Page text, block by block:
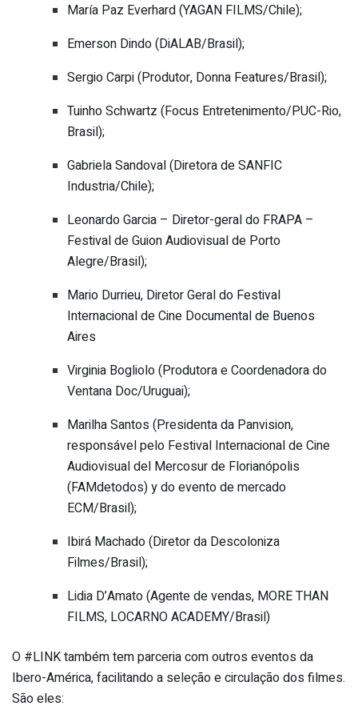
María Paz Everhard (YAGAN FILMS/Chile);
Emerson Dindo (DiALAB/Brasil);
Sergio Carpi (Produtor, Donna Features/Brasil);
Tuinho Schwartz (Focus Entretenimento/PUC-Rio,
Brasil);
Gabriela Sandoval (Diretora de SANFIC
Industria/Chile);
Leonardo Garcia – Diretor-geral do FRAPA –
Festival de Guion Audiovisual de Porto
Alegre/Brasil);
Mario Durrieu, Diretor Geral do Festival
Internacional de Cine Documental de Buenos
Aires
Virginia Bogliolo (Produtora e Coordenadora do
Ventana Doc/Uruguai);
Marilha Santos (Presidenta da Panvision,
responsável pelo Festival Internacional de Cine
Audiovisual del Mercosur de Florianópolis
(FAMdetodos) y do evento de mercado
ECM/Brasil);
Ibirá Machado (Diretor da Descoloniza
Filmes/Brasil);
Lidia D’Amato (Agente de vendas, MORE THAN
FILMS, LOCARNO ACADEMY/Brasil)
O #LINK também tem parceria com outros eventos da
Ibero-América, facilitando a seleção e circulação dos filmes.
São eles: